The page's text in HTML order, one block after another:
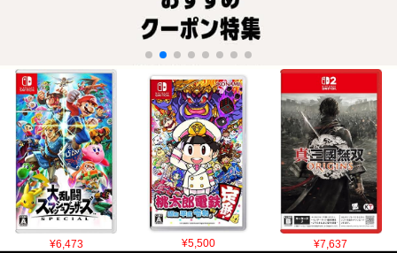
¥6,473 ¥5,500 ¥7,637